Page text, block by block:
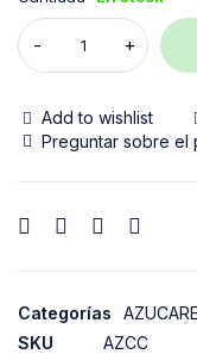
Add to wishlist
Preguntar sobre el
Categorías
SKU
AZCC